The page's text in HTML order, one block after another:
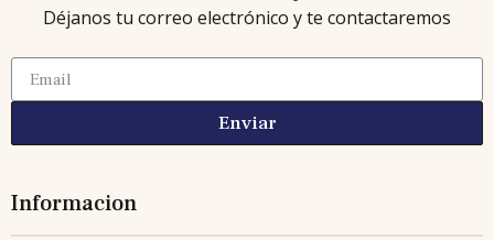
Déjanos tu correo electrónico y te contactaremos
Enviar
Informacion